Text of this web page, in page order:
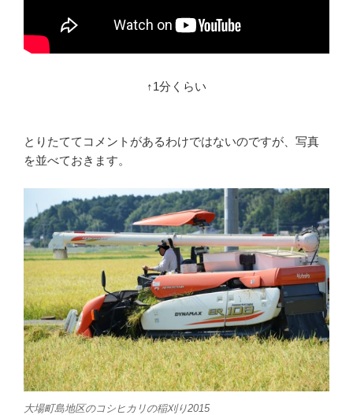
↑1分くらい
とりたててコメントがあるわけではないのですが、写真
を並べておきます。
大場町島地区のコシヒカリの稲刈り2015